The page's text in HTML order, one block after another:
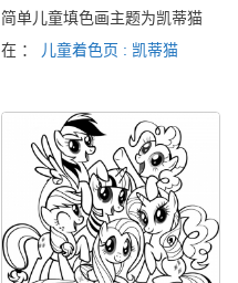
简单儿童填色画主题为凯蒂猫
在 ：
儿童着色页 : 凯蒂猫